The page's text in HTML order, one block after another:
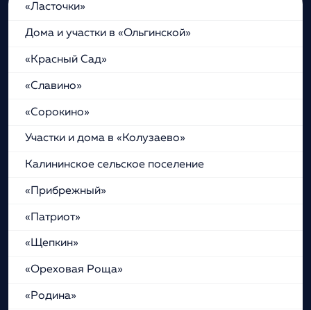
«Ласточки»
Дома и участки в «Ольгинской»
«Красный Сад»
«Славино»
«Сорокино»
Участки и дома в «Колузаево»
Калининское сельское поселение
«Прибрежный»
«Патриот»
«Щепкин»
«Ореховая Роща»
«Родина»